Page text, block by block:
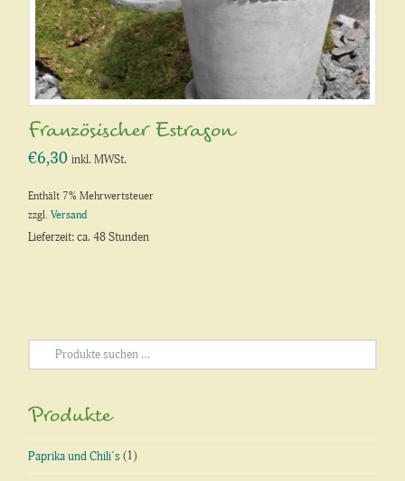
Französischer Estragon
€6,30 inkl. MWSt.
Enthält 7% Mehrwertsteuer
zzgl.Versand
Lieferzeit: ca. 48 Stunden
Suchen
nach:
Produkte
Paprika und Chili´s (1)